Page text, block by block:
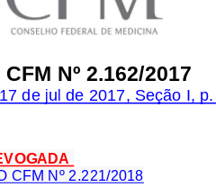
Nº 2.162/2017
7 de jul de 2017, Seção I, p.
CFM Nº 2.221 /2018